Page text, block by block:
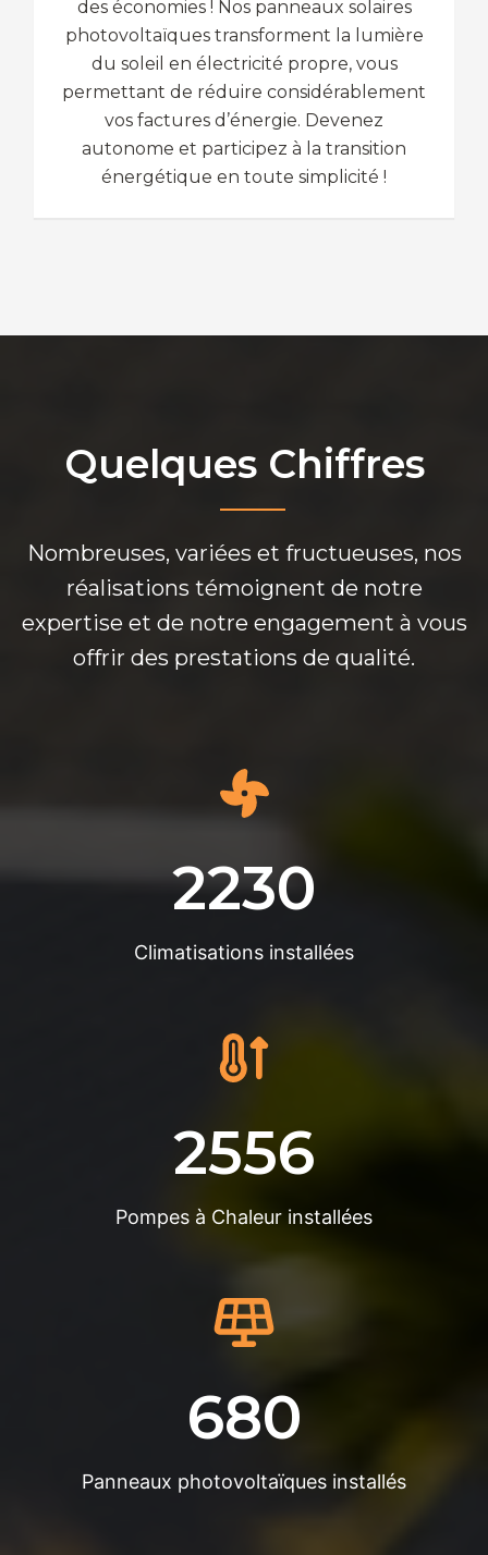
des économies ! Nos panneaux solaires
photovoltaïques transforment la lumière
du soleil en électricité propre, vous
permettant de réduire considérablement
vos factures d’énergie. Devenez
autonome et participez à la transition
énergétique en toute simplicité !
Quelques Chiffres
Nombreuses, variées et fructueuses, nos
réalisations témoignent de notre
expertise et de notre engagement à vous
offrir des prestations de qualité.
2230
Climatisations installées
2556
Pompes à Chaleur installées
680
Panneaux photovoltaïques installés